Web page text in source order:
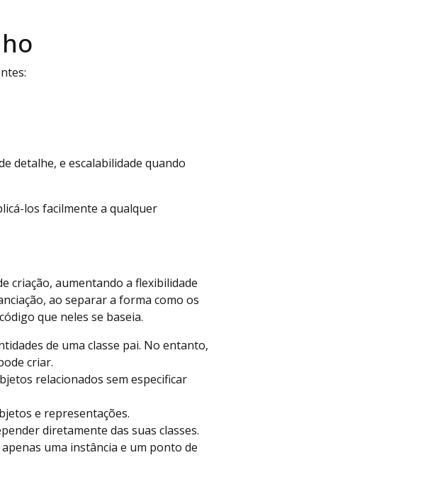
detalhe, e escalabilidade quando
los facilmente a qualquer
criação, aumentando a flexibilidade
ao separar a forma como os
que neles se baseia.
de uma classe pai. No entanto,
criar.
relacionados sem especificar
e representações.
diretamente das suas classes.
uma instância e um ponto de